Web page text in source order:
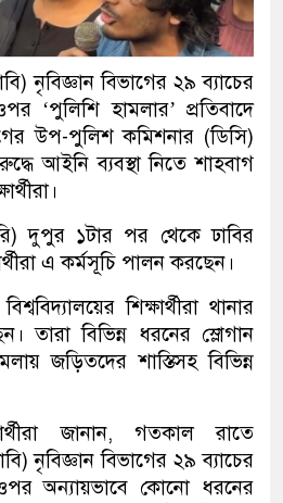
নৃবিজ্ঞান বিভাগের ২৯ ব্যাচের
ওপর ‘পুলিশি হামলার’ প্রতিবাদে
উপ-পুলিশ কমিশনার (ডিসি)
আইনি ব্যবস্থা নিতে শাহবাগ
দুপুর ১টার পর থেকে ঢাবির
এ কর্মসূচি পালন করছেন।
শিক্ষার্থীরা থানার
তারা বিভিন্ন ধরনের স্লোগান
জড়িতদের শাস্তিসহ বিভিন্ন
জানান, গতকাল রাতে
নৃবিজ্ঞান বিভাগের ২৯ ব্যাচের
ওপর অন্যায়ভাবে কোনো ধরনের